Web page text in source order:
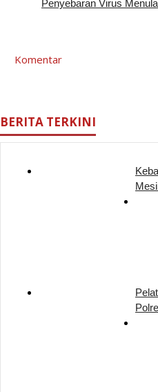
Penyebaran Virus
Komentar
BERITA TERKINI